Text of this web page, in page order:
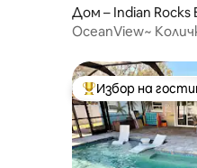
Дом – Indian Rocks
OceanView~
игри
Най-популярен
Избор на